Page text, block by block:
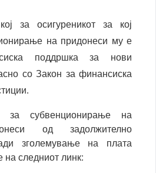
за осигуреникот за кој
на придонеси му е
поддршка за нови
со Закон за финансиска
за субвенционирање на
од задолжително
зголемување на плата
следниот линк: